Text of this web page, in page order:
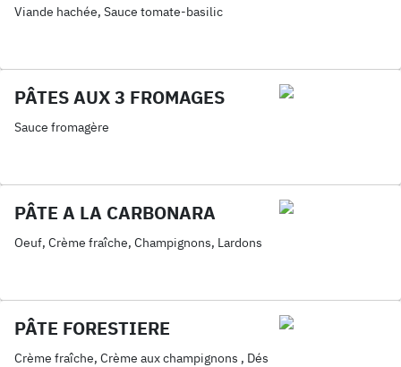
Viande hachée, Sauce tomate-basilic
PÂTES AUX 3 FROMAGES
Sauce fromagère
PÂTE A LA CARBONARA
Oeuf, Crème fraîche, Champignons, Lardons
PÂTE FORESTIERE
Crème fraîche, Crème aux champignons , Dés